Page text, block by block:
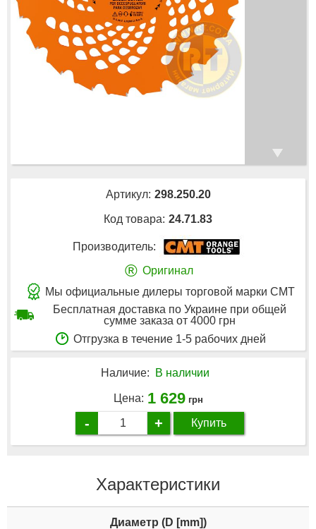
Артикул: 298.250.20
Код товара: 24.71.83
Производитель:
® Оригинал
Мы официальные дилеры торговой марки CMT
Бесплатная доставка по Украине при общей
сумме заказа от 4000 грн
Отгрузка в течение 1-5 рабочих дней
Наличие: В наличии
Цена: 1 629 грн
- + Купить
Характеристики
Диаметр (D [mm])